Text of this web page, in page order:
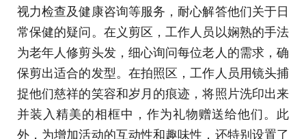
视力检查及健康咨询等服务，耐心解答他们关于日
常保健的疑问。在义剪区，工作人员以娴熟的手法
为老年人修剪头发，细心询问每位老人的需求，确
保剪出适合的发型。在拍照区，工作人员用镜头捕
捉他们慈祥的笑容和岁月的痕迹，将照片洗印出来
并装入精美的相框中，作为礼物赠送给他们。此
外，为增加活动的互动性和趣味性，还特别设置了